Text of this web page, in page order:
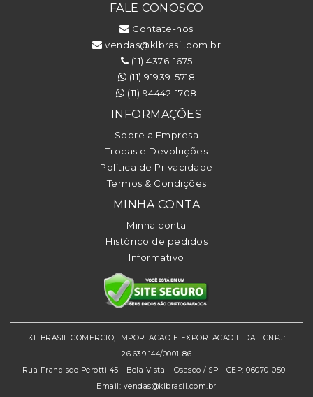
FALE CONOSCO
Contate-nos
vendas@klbrasil.com.br
(11) 4376-1675
(11) 91939-5718
(11) 94442-1708
INFORMAÇÕES
Sobre a Empresa
Trocas e Devoluções
Política de Privacidade
Termos & Condições
MINHA CONTA
Minha conta
Histórico de pedidos
Informativo
KL BRASIL COMERCIO, IMPORTACAO E EXPORTACAO LTDA - CNPJ:
26.639.144/0001-86
Rua Francisco Perotti 45 - Bela Vista – Osasco / SP - CEP: 06070-050 -
Email: vendas@klbrasil.com.br